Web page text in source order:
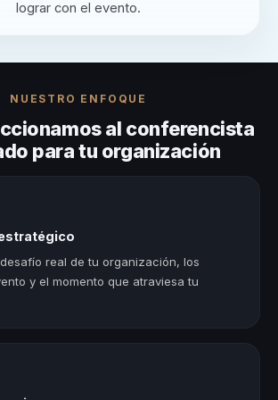
lograr con el evento.
NUESTRO ENFOQUE
al conferencista
para tu organización
real de tu organización, los
y el momento que atraviesa tu